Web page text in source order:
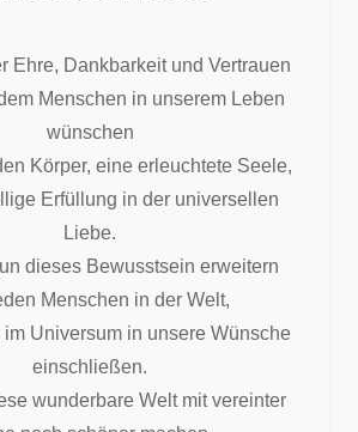
Ehre, Dankbarkeit und Vertrauen
Menschen in unserem Leben
wünschen
Körper, eine erleuchtete Seele,
Erfüllung in der universellen
Liebe.
dieses Bewusstsein erweitern
Menschen in der Welt,
Universum in unsere Wünsche
einschließen.
wunderbare Welt mit vereinter